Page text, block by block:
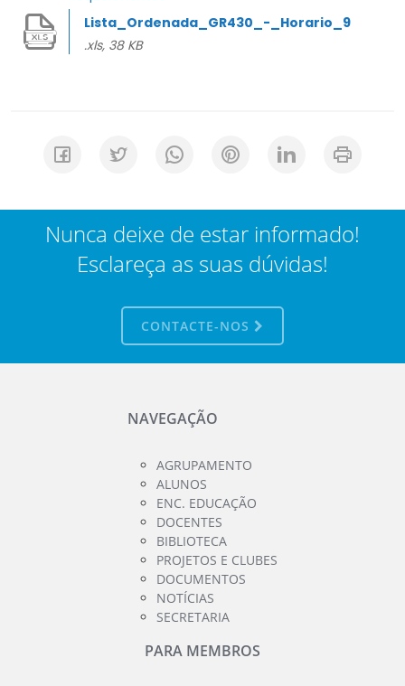
Lista_Ordenada_GR430_-_Horario_9
.xls, 38 KB
Nunca deixe de estar informado!
Esclareça as suas dúvidas!
CONTACTE-NOS
NAVEGAÇÃO
AGRUPAMENTO
ALUNOS
ENC. EDUCAÇÃO
DOCENTES
BIBLIOTECA
PROJETOS E CLUBES
DOCUMENTOS
NOTÍCIAS
SECRETARIA
PARA MEMBROS